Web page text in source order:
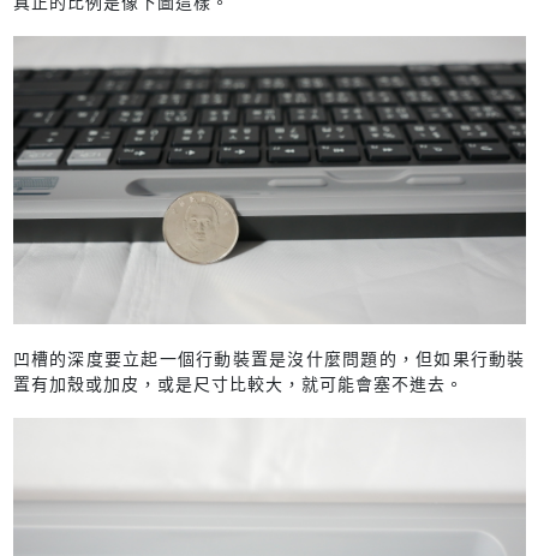
凹槽的深度要立起一個行動裝置是沒什麼問題的，但如果行動裝
置有加殼或加皮，或是尺寸比較大，就可能會塞不進去。